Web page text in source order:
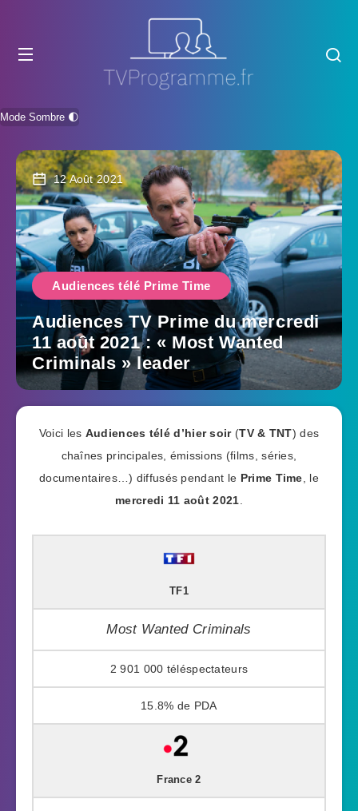
Mode Sombre 🌓
12 Août 2021
Audiences télé Prime Time
Audiences TV Prime du mercredi
11 août 2021 : « Most Wanted
Criminals » leader
Voici les Audiences télé d’hier soir (TV & TNT) des
chaînes principales, émissions (films, séries,
documentaires…) diffusés pendant le Prime Time , le
mercredi 11 août 2021
TF1
Most Wanted Criminals
2 901 000
15.8%
France 2